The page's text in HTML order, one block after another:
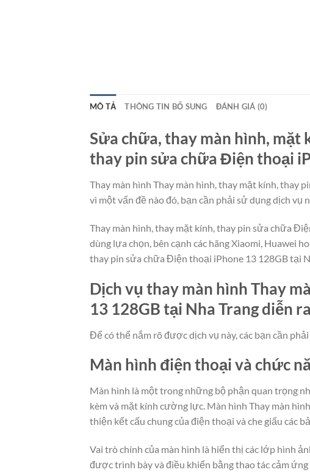
MÔ TẢ THÔNG TIN BỔ SUNG ĐÁNH GIÁ (0)
Sửa chữa, thay màn hình, mặt
thay pin sửa chữa Điện thoại
Thay màn hình Thay màn hình, thay mặt kính, thay
vì một vấn đề nào đó, bạn cần phải sử dụng dịch vụ
Thay màn hình, thay mặt kính, thay pin sửa chữa
dùng lựa chọn, bên cạnh các hãng Xiaomi, Huawei
thay pin sửa chữa Điện thoại iPhone 13 128GB tại
Dịch vụ thay màn hình Thay
13 128GB tại Nha Trang diễn
Để có thể nắm rõ được dịch vụ này, các bạn cần
Màn hình điện thoại và chức
Màn hình là một trong những bộ phận quan trọng
kèm và mặt kính cường lực. Màn hình Thay màn
thiện kết cấu chung của điện thoại và che giấu các
Vai trò chính của màn hình là hiển thị các lớp hình
được trình bày và điều khiển bằng thao tác cảm